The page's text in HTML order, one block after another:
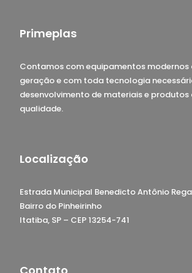
Primeplas
Contamos com equipamentos modernos
geração e com toda tecnologia
desenvolvimento de materiais e
qualidade.
Localização
Estrada Municipal Benedicto Antônio
Bairro do Pinheirinho
Itatiba, SP – CEP 13254-741